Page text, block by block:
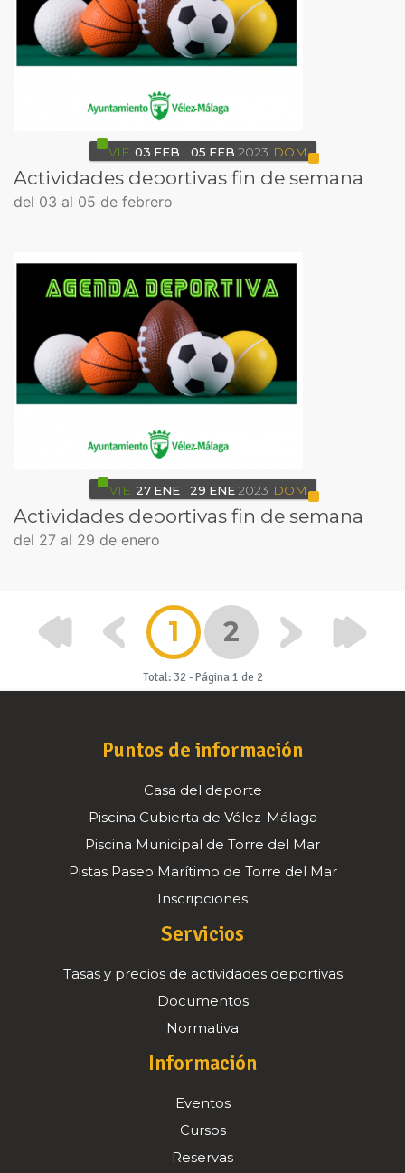
VIE 03 FEB 05 FEB 2023 DOM
Actividades deportivas fin de semana
del 03 al 05 de febrero
VIE 27 ENE 29 ENE 2023 DOM
Actividades deportivas fin de semana
del 27 al 29 de enero
1 2
Total: 32 -Página 1 de 2
Puntos de información
Casa del deporte
Piscina Cubierta de Vélez-Málaga
Piscina Municipal de Torre del Mar
Pistas Paseo Marítimo de Torre del Mar
Inscripciones
Servicios
Tasas y precios de actividades deportivas
Documentos
Normativa
Información
Eventos
Cursos
Reservas